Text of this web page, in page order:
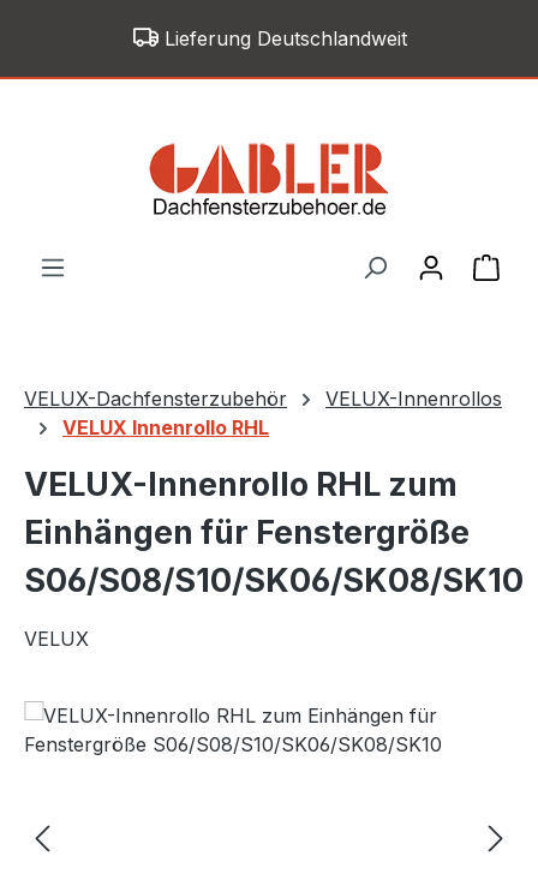
Zum Hauptinhalt springenLieferung Deutschlandweit
VELUX-Dachfensterzubehör
VELUX-Innenrollos
VELUX Innenrollo RHL
VELUX-Innenrollo RHL zum
Einhängen für Fenstergröße
S06/S08/S10/SK06/SK08/SK10
VELUX
Bildergalerie überspringen